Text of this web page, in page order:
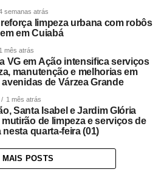
semanas atrás
limpeza urbana com robôs
em Cuiabá
1 mês atrás
VG em Ação intensifica serviços
manutenção e melhorias em
avenidas de Várzea Grande
1 mês atrás
Santa Isabel e Jardim Glória
mutirão de limpeza e serviços de
nesta quarta-feira (01)
MAIS POSTS